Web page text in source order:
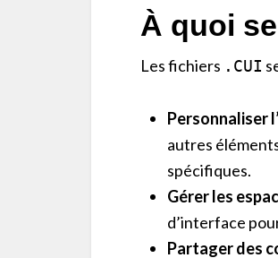
À quoi
Les fichiers .CUI
Personnaliser
autres
spécifiques.
Gérer les
d’interface
Partager des